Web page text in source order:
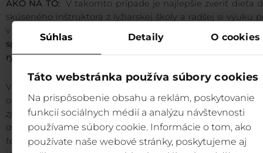
Súhlas Detaily O cookies
Táto webstránka používa súbory cookies
Na prispôsobenie obsahu a reklám, poskytovanie
funkcií sociálnych médií a analýzu návštevnosti
používame súbory cookie. Informácie o tom, ako
používate naše webové stránky, poskytujeme aj
AKO NA TO: V takomto prípade je najlepšie zveriť dieťa
skúseného inštruktora z lyžiarskej školy a radšej si výuku
v teple aprés-ski pri šálke kávy.
Dobrí inštruktori
spôsoby, ako na výuku detí a zvyknú s nimi neraz
rýchlejšie, ako nahnevaný a unavený rodič.
V lyžiarskych strediskách začalo aktuálne
obdobie, ktoré výuke lyžovania praje.„V praxi to znamená,
zjazdovkách je podstatne menej lyžiarov, nižšie sú ceny
a to všetko pri stále výborných podmienkach na
teda rodičia s prvými krokmi svojich ratolestí na lyžiach